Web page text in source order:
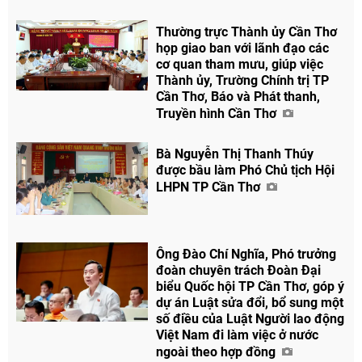
Thường trực Thành ủy Cần Thơ
họp giao ban với lãnh đạo các
cơ quan tham mưu, giúp việc
Thành ủy, Trường Chính trị TP
Cần Thơ, Báo và Phát thanh,
Truyền hình Cần Thơ
Bà Nguyễn Thị Thanh Thúy
được bầu làm Phó Chủ tịch Hội
LHPN TP Cần Thơ
Ông Đào Chí Nghĩa, Phó trưởng
đoàn chuyên trách Đoàn Đại
biểu Quốc hội TP Cần Thơ, góp ý
dự án Luật sửa đổi, bổ sung một
số điều của Luật Người lao động
Việt Nam đi làm việc ở nước
ngoài theo hợp đồng